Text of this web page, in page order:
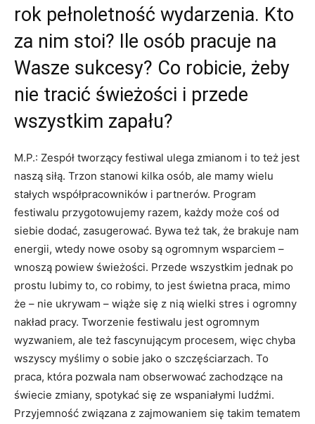
rok pełnoletność wydarzenia. Kto
za nim stoi? Ile osób pracuje na
Wasze sukcesy? Co robicie, żeby
nie tracić świeżości i przede
wszystkim zapału?
M.P.: Zespół tworzący festiwal ulega zmianom i to też jest
naszą siłą. Trzon stanowi kilka osób, ale mamy wielu
stałych współpracowników i partnerów. Program
festiwalu przygotowujemy razem, każdy może coś od
siebie dodać, zasugerować. Bywa też tak, że brakuje nam
energii, wtedy nowe osoby są ogromnym wsparciem –
wnoszą powiew świeżości. Przede wszystkim jednak po
prostu lubimy to, co robimy, to jest świetna praca, mimo
że – nie ukrywam – wiąże się z nią wielki stres i ogromny
nakład pracy. Tworzenie festiwalu jest ogromnym
wyzwaniem, ale też fascynującym procesem, więc chyba
wszyscy myślimy o sobie jako o szczęściarzach. To
praca, która pozwala nam obserwować zachodzące na
świecie zmiany, spotykać się ze wspaniałymi ludźmi.
Przyjemność związana z zajmowaniem się takim tematem